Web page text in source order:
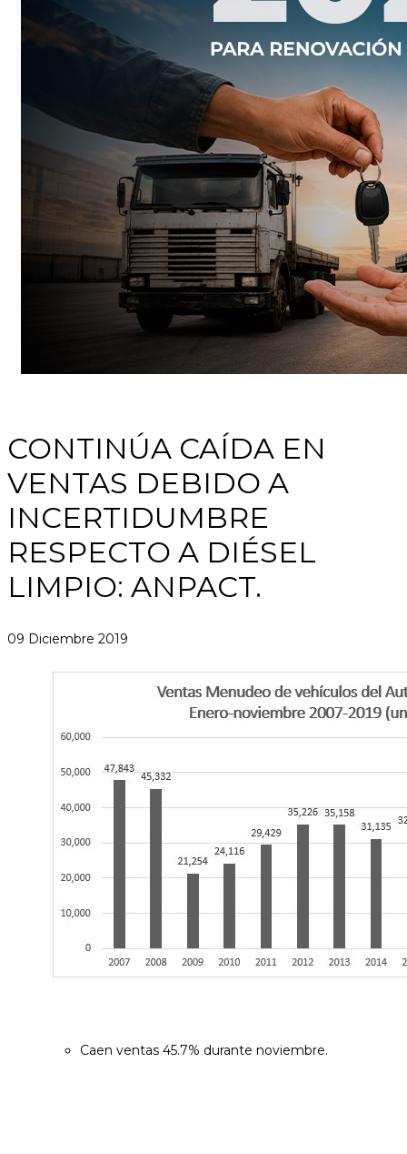
CONTINÚA CAÍDA EN
VENTAS DEBIDO A
INCERTIDUMBRE
RESPECTO A DIÉSEL
LIMPIO: ANPACT.
09 Diciembre 2019
Caen ventas 45.7% durante noviembre.